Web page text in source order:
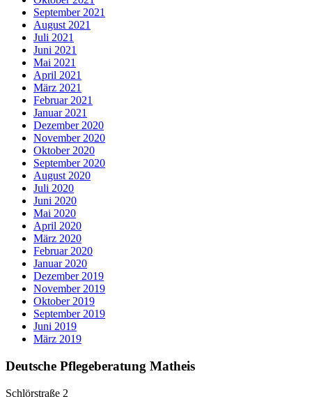
September 2021
August 2021
Juli 2021
Juni 2021
Mai 2021
April 2021
März 2021
Februar 2021
Januar 2021
Dezember 2020
November 2020
Oktober 2020
September 2020
August 2020
Juli 2020
Juni 2020
Mai 2020
April 2020
März 2020
Februar 2020
Januar 2020
Dezember 2019
November 2019
Oktober 2019
September 2019
Juni 2019
März 2019
Deutsche Pflegeberatung Matheis
Schlörstraße 2